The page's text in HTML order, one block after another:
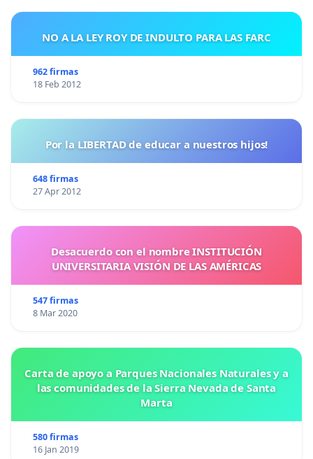
NO A LA LEY ROY DE INDULTO PARA LAS FARC
962 firmas
18 Feb 2012
Por la LIBERTAD de educar a nuestros hijos!
648 firmas
27 Apr 2012
Desacuerdo con el nombre INSTITUCIÓN
UNIVERSITARIA VISIÓN DE LAS AMÉRICAS
547 firmas
8 Mar 2020
Carta de apoyo a Parques Nacionales Naturales y a
las comunidades de la Sierra Nevada de Santa
Marta
580 firmas
16 Jan 2019